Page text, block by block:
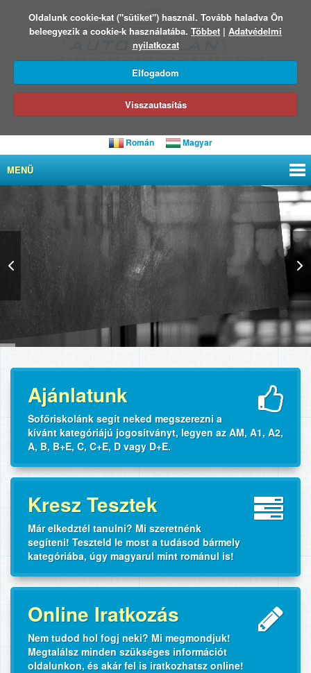
Oldalunk cookie-kat ("sütiket") használ. Tovább haladva Ön
beleegyezik a cookie-k használatába. Többet | Adatvédelmi
nyilatkozat
Elfogadom
Visszautasítás
Román Magyar
MENÜ
Ajánlatunk
Sofőriskolánk segít neked megszerezni a
kívánt kategóriájú jogosítványt, legyen az AM, A1, A2,
A, B, B+E, C, C+E, D vagy D+E.
Kresz Tesztek
Már elkedztél tanulni? Mi szeretnénk
segíteni! Teszteld le most a tudásod bármely
kategóriába, úgy magyarul mint románul is!
Online Iratkozás
Nem tudod hol fogj neki? Mi megmondjuk!
Megtalálsz minden szükséges információt
oldalunkon, és akár fel is iratkozhatsz online!